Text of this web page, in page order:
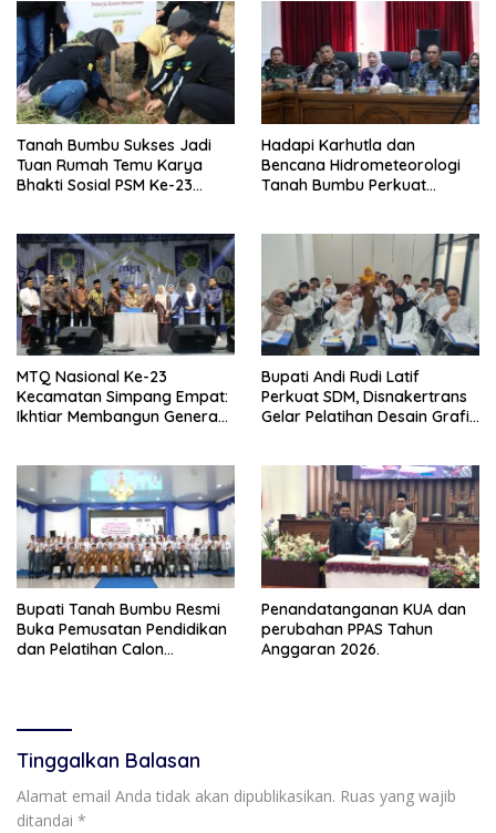
Tanah Bumbu Sukses Jadi
Tuan Rumah Temu Karya
Bhakti Sosial PSM Ke-23
Hadapi Karhutla dan
Bencana Hidrometeorologi
Tanah Bumbu Perkuat
MTQ Nasional Ke-23
Kecamatan Simpang Empat:
Ikhtiar Membangun Generasi
Bupati Andi Rudi Latif
Perkuat SDM, Disnakertrans
Gelar Pelatihan Desain Grafis
Bupati Tanah Bumbu Resmi
Buka Pemusatan Pendidikan
dan Pelatihan Calon
Penandatanganan KUA dan
perubahan PPAS Tahun
Anggaran 2026.
Tinggalkan Balasan
Alamat email Anda tidak akan dipublikasikan. Ruas yang wajib
ditandai *